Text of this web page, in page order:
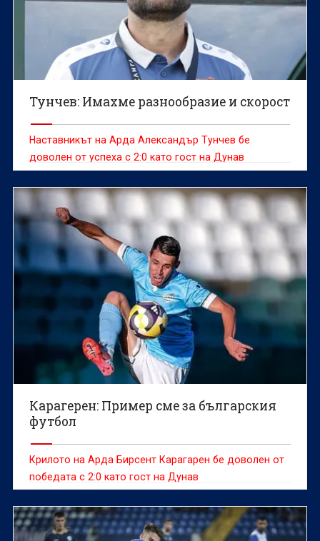
Тунчев: Имахме разнообразие и скорост
Наставникът на Арда Александър Тунчев бе
доволен от успеха с 2:0 като гост на Дунав
Карагерен: Пример сме за българския
футбол
Крилото на Арда Бирсент Карагарен бе доволен от
победата с 2:0 като гост на Дунав